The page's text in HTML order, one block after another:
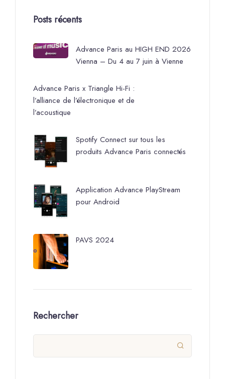
Posts récents
Advance Paris au HIGH END 2026
Vienna – Du 4 au 7 juin à Vienne
Advance Paris x Triangle Hi-Fi :
l’alliance de l’électronique et de
l’acoustique
Spotify Connect sur tous les
produits Advance Paris connectés
Application Advance PlayStream
pour Android
PAVS 2024
Rechercher
